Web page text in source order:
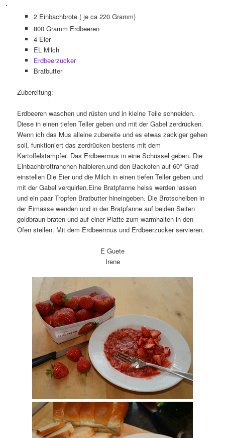
·
2 Einbachbrote ( je ca 220 Gramm)
800 Gramm Erdbeeren
4 Eier
EL Milch
Erdbeerzucker
Bratbutter
Zubereitung:
Erdbeeren waschen und rüsten und in kleine Teile schneiden.
Diese in einen tiefen Teller geben und mit der Gabel zerdrücken.
Wenn ich das Mus alleine zubereite und es etwas zackiger gehen
soll, funktioniert das zerdrücken bestens mit dem
Kartoffelstampfer. Das Erdbeermus in eine Schüssel geben. Die
Einbachbrottranchen halbieren.und den Backofen auf 60° Grad
einstellen Die Eier und die Milch in einen tiefen Teller geben und
mit der Gabel verquirlen.Eine Bratpfanne heiss werden lassen
und ein paar Tropfen Bratbutter hineingeben. Die Brotscheiben in
der Eimasse wenden und in der Bratpfanne auf beiden Seiten
goldbraun braten und auf einer Platte zum warmhalten in den
Ofen stellen. Mit dem Erdbeermus und Erdbeerzucker servieren.
E Guete
Irene